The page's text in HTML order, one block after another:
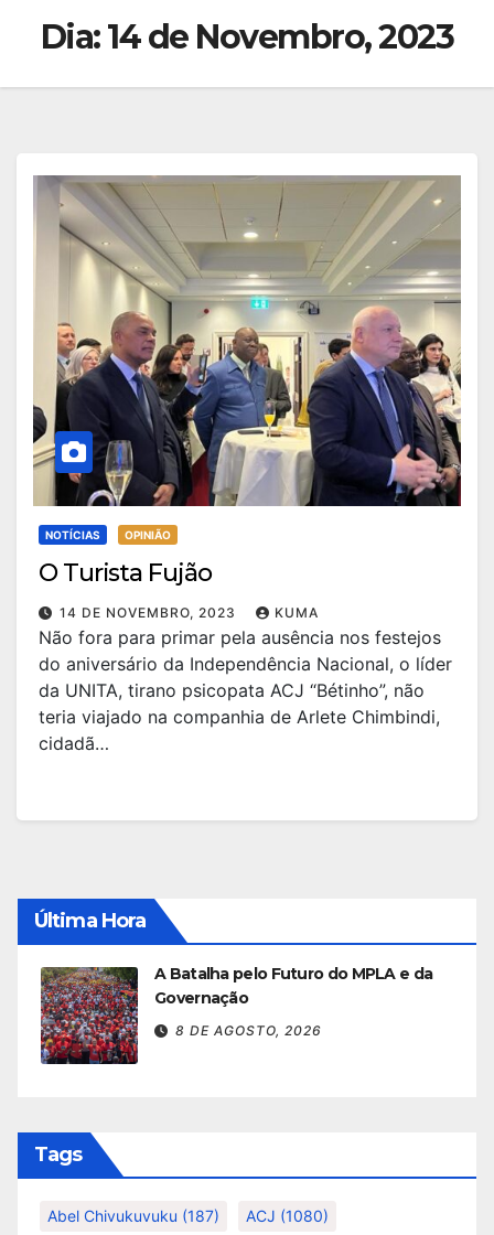
Dia:14 de Novembro, 2023
NOTÍCIAS OPINIÃO
O Turista Fujão
14 DE NOVEMBRO, 2023 KUMA
Não fora para primar pela ausência nos festejos
do aniversário da Independência Nacional, o líder
da UNITA, tirano psicopata ACJ “Bétinho”, não
teria viajado na companhia de Arlete Chimbindi,
cidadã…
Última Hora
A Batalha pelo Futuro do MPLA e da
Governação
8 DE AGOSTO, 2026
Tags
Abel Chivukuvuku (187) ACJ (1080)